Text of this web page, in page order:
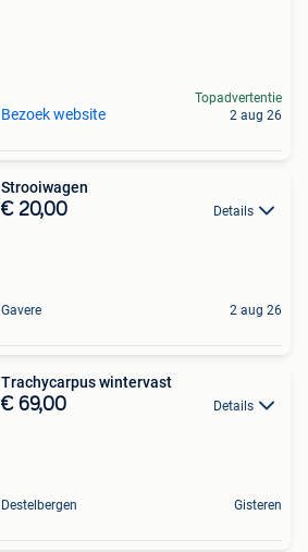
Bezoek website
Topadvertentie
2 aug 26
Strooiwagen
€ 20,00 Details
Gavere 2 aug 26
Trachycarpus wintervast
€ 69,00 Details
Destelbergen Gisteren